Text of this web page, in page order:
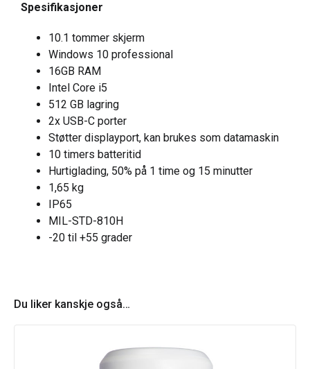
Spesifikasjoner
10.1 tommer skjerm
Windows 10 professional
16GB RAM
Intel Core i5
512 GB lagring
2x USB-C porter
Støtter displayport, kan brukes som datamaskin
10 timers batteritid
Hurtiglading, 50% på 1 time og 15 minutter
1,65 kg
IP65
MIL-STD-810H
-20 til +55 grader
Du liker kanskje også…